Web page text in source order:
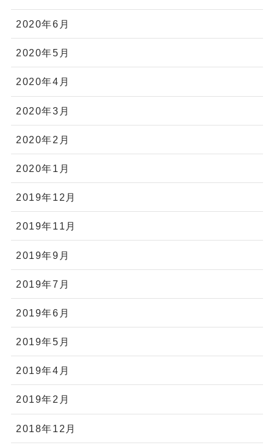
2020年6月
2020年5月
2020年4月
2020年3月
2020年2月
2020年1月
2019年12月
2019年11月
2019年9月
2019年7月
2019年6月
2019年5月
2019年4月
2019年2月
2018年12月